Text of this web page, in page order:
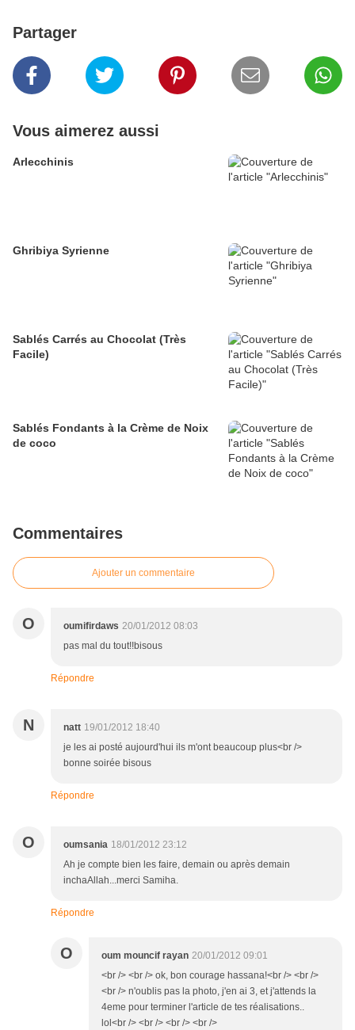
Partager
Vous aimerez aussi
Arlecchinis
Ghribiya Syrienne
Sablés Carrés au Chocolat (Très
Facile)
Sablés Fondants à la Crème de Noix
de coco
Commentaires
Ajouter un commentaire
O oumifirdaws 20/01/2012 08:03
pas mal du tout!!bisous
Répondre
N natt 19/01/2012 18:40
je les ai posté aujourd'hui ils m'ont beaucoup plus<br />
bonne soirée bisous
Répondre
O oumsania 18/01/2012 23:12
Ah je compte bien les faire, demain ou après demain
inchaAllah...merci Samiha.
Répondre
O oum mouncif rayan 20/01/2012 09:01
<br /> <br /> ok, bon courage hassana!<br /> <br />
<br /> n'oublis pas la photo, j'en ai 3, et j'attends la
4eme pour terminer l'article de tes réalisations..
lol<br /> <br /> <br /> <br />